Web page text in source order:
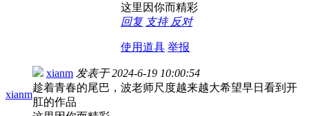
这里因你而精彩
回复 支持 反对
使用道具 举报
xianm
xianm 发表于2024-6-19 10:00:54
趁着青春的尾巴，波老师尺度越来越大希望早日看到开
肛的作品